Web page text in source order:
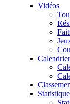
Vidéos
Calendrier